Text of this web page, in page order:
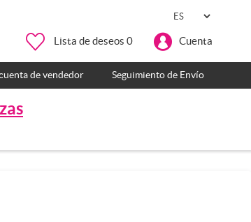
Lista de deseos 0 Cuenta
de vendedor Seguimiento de Envío